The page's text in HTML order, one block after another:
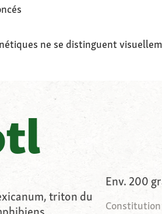
ne se distinguent
triton du
Env. 200